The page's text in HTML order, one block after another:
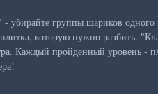
группы шариков одного
которую нужно разбить.
Каждый пройденный уровень -